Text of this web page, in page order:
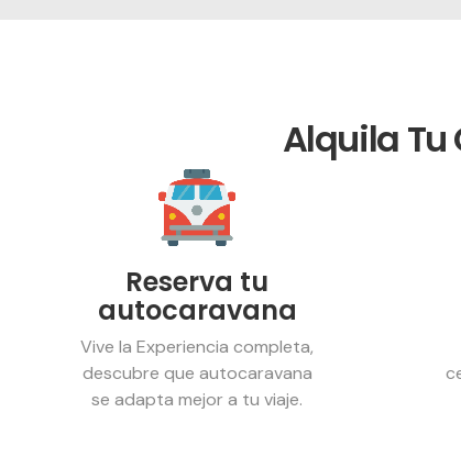
Alquila Tu
Reserva tu
autocaravana
Vive la Experiencia completa,
descubre que autocaravana
se adapta mejor a tu viaje.